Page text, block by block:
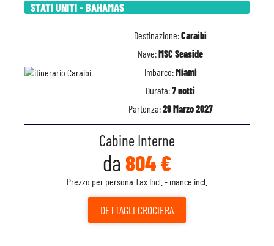
STATI UNITI - BAHAMAS
Destinazione:Caraibi
Nave:MSC Seaside
Imbarco:Miami
Durata:7 notti
Partenza:29 Marzo 2027
Cabine Interne
da 804 €
Prezzo per persona Tax Incl. - mance incl.
DETTAGLI CROCIERA